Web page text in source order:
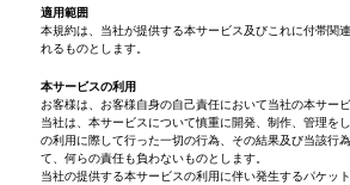
適用範囲
本規約は、当社が提供する本サービス及びこれに付帯関
れるものとします。
本サービスの利用
お客様は、お客様自身の自己責任において当社の本サー
当社は、本サービスについて慎重に開発、制作、管理を
の利用に際して行った一切の行為、その結果及び当該行
て、何らの責任も負わないものとします。
当社の提供する本サービスの利用に伴い発生するパケッ